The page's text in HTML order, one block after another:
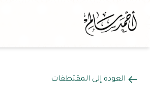
العودة إلى المقتطفات